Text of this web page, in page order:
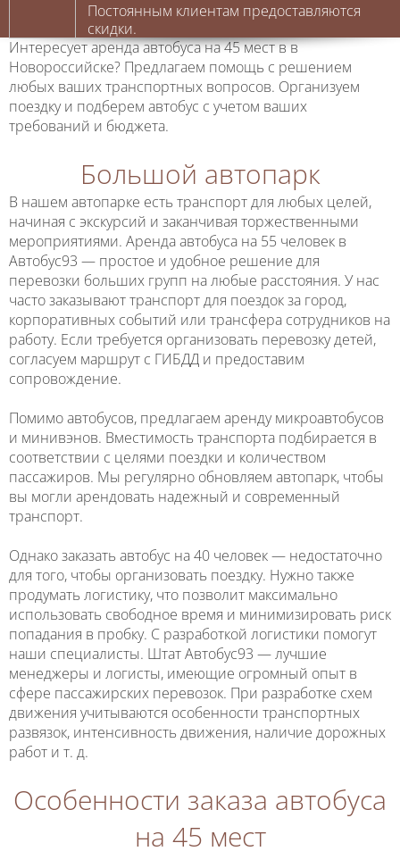
Постоянным клиентам предоставляются
скидки.
Интересует аренда автобуса на 45 мест в в
Новороссийске? Предлагаем помощь с решением
любых ваших транспортных вопросов. Организуем
поездку и подберем автобус с учетом ваших
требований и бюджета.
Большой автопарк
В нашем автопарке есть транспорт для любых целей,
начиная с экскурсий и заканчивая торжественными
мероприятиями. Аренда автобуса на 55 человек в
Автобус93 — простое и удобное решение для
перевозки больших групп на любые расстояния. У нас
часто заказывают транспорт для поездок за город,
корпоративных событий или трансфера сотрудников на
работу. Если требуется организовать перевозку детей,
согласуем маршрут с ГИБДД и предоставим
сопровождение.
Помимо автобусов, предлагаем аренду микроавтобусов
и минивэнов. Вместимость транспорта подбирается в
соответствии с целями поездки и количеством
пассажиров. Мы регулярно обновляем автопарк, чтобы
вы могли арендовать надежный и современный
транспорт.
Однако заказать автобус на 40 человек — недостаточно
для того, чтобы организовать поездку. Нужно также
продумать логистику, что позволит максимально
использовать свободное время и минимизировать риск
попадания в пробку. С разработкой логистики помогут
наши специалисты. Штат Автобус93 — лучшие
менеджеры и логисты, имеющие огромный опыт в
сфере пассажирских перевозок. При разработке схем
движения учитываются особенности транспортных
развязок, интенсивность движения, наличие дорожных
работ и т. д.
Особенности заказа автобуса
на 45 мест